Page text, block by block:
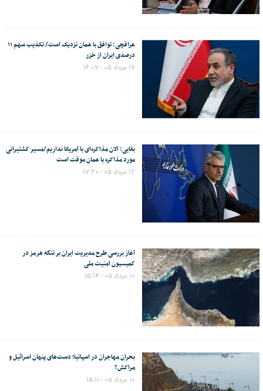
عراقچی: توافق با عمان نزدیک است/ تکذیب سهم ۱۱
درصدی ایران از خزر
۱۷ مرداد ۰۵ - ۱۶:۰۷
بقایی: الان مذاکره‌ای با آمریکا نداریم/مسیر کشتیرانی
مورد مذاکره با عمان موقت است
۱۲ مرداد ۰۵ - ۱۷:۲۰
آغاز بررسی طرح مدیریت ایران بر تنگه هرمز در
کمیسیون امنیت ملی
۱۰ مرداد ۰۵ - ۱۵:۱۴
بحران مهاجران در اسپانیا؛ دست‌های پنهان اسرائیل و
مراکش؟
۱۰ مرداد ۰۵ - ۱۵:۱۱